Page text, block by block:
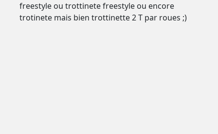
freestyle ou trottinete freestyle ou encore
trotinete mais bien trottinette 2 T par roues ;)